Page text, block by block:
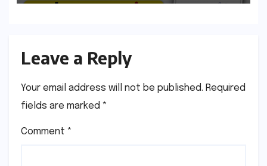
Leave a Reply
Your email address will not be published. Required
fields are marked *
Comment *